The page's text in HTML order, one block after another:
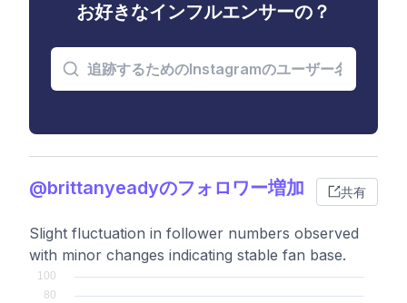
お好きなインフルエンサーの？
@brittanyeadyのフォロワー増加 共有
Slight fluctuation in follower numbers observed
with minor changes indicating stable fan base.